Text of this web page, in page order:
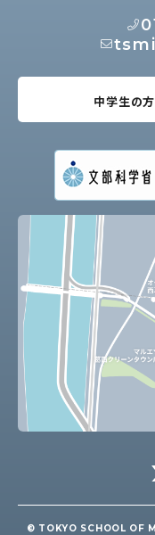
中学生の方
© TOKYO SCHOOL OF